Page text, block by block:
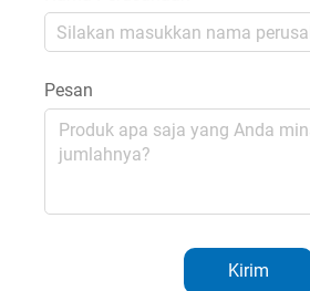
Pesan
Kirim